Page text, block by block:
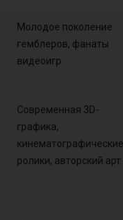
Молодое поколение
гемблеров, фанаты
видеоигр
Современная 3D-
графика,
кинематографические
ролики, авторский арт